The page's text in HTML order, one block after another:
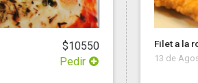
$10550
Pedir
Filet a la
13 de